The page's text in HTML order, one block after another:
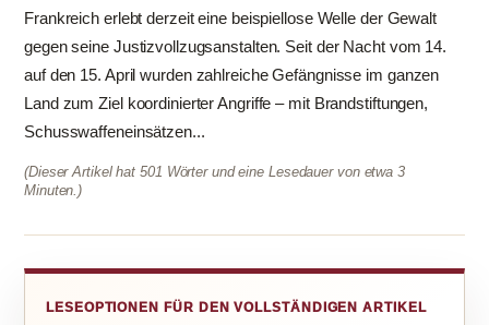
Frankreich erlebt derzeit eine beispiellose Welle der Gewalt
gegen seine Justizvollzugsanstalten. Seit der Nacht vom 14.
auf den 15. April wurden zahlreiche Gefängnisse im ganzen
Land zum Ziel koordinierter Angriffe – mit Brandstiftungen,
Schusswaffeneinsätzen...
(Dieser Artikel hat 501 Wörter und eine Lesedauer von etwa 3
Minuten.)
LESEOPTIONEN FÜR DEN VOLLSTÄNDIGEN ARTIKEL